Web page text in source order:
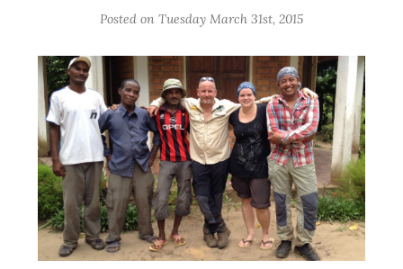
Posted on Tuesday March 31st, 2015